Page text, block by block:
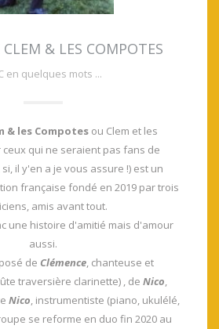
CLEM & LES COMPOTES
en quelques mots ...
& les Compotesou Clem et les
ceux qui ne seraient pas fans de
il y'en a je vous assure !) est un
française fondé en 2019 par trois
amis avant tout.
une histoire d'amitié mais d'amour
aussi.
de Clémence , chanteuse et
traversière clarinette) , de Nico
Nico , instrumentiste (piano, ukulélé,
se reforme en duo fin 2020 au